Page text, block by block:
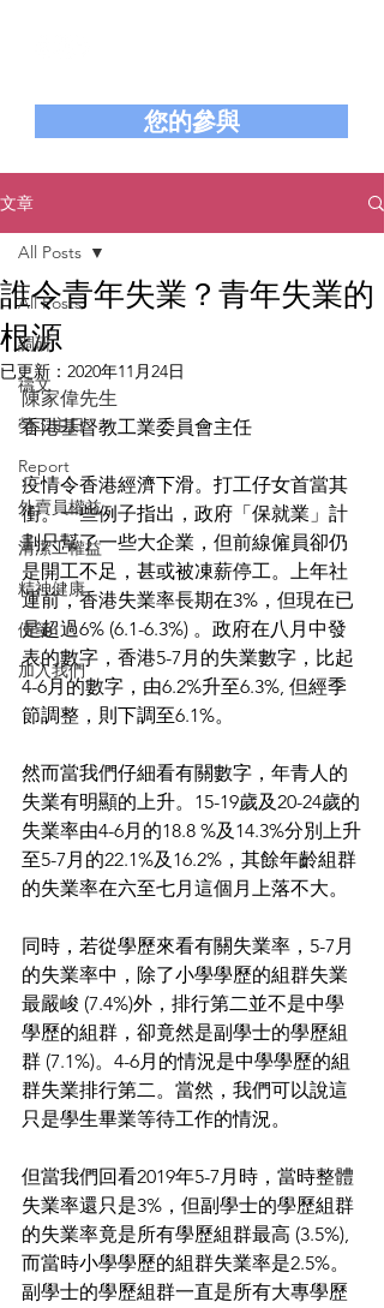
您的參與
文章
All Posts
調研
禱文
勞工主日
Report
外賣員權益
清潔工權益
精神健康
便箋
加入我們
All Posts
誰令青年失業？青年失業的
根源
已更新： 2020年11月24日
陳家偉先生
香港基督教工業委員會主任
疫情令香港經濟下滑。打工仔女首當其
衝。一些例子指出，政府「保就業」計
劃只幫了一些大企業，但前線僱員卻仍
是開工不足，甚或被凍薪停工。上年社
運前，香港失業率長期在3%，但現在已
是超過6% (6.1-6.3%) 。政府在八月中發
表的數字，香港5-7月的失業數字，比起
4-6月的數字，由6.2%升至6.3%, 但經季
節調整，則下調至6.1%。
然而當我們仔細看有關數字，年青人的
失業有明顯的上升。15-19歲及20-24歲的
失業率由4-6月的18.8 %及14.3%分別上升
至5-7月的22.1%及16.2%，其餘年齡組群
的失業率在六至七月這個月上落不大。
同時，若從學歷來看有關失業率，5-7月
的失業率中，除了小學學歷的組群失業
最嚴峻 (7.4%)外，排行第二並不是中學
學歷的組群，卻竟然是副學士的學歷組
群 (7.1%)。4-6月的情況是中學學歷的組
群失業排行第二。當然，我們可以說這
只是學生畢業等待工作的情況。
但當我們回看2019年5-7月時，當時整體
失業率還只是3%，但副學士的學歷組群
的失業率竟是所有學歷組群最高 (3.5%),
而當時小學學歷的組群失業率是2.5%。
副學士的學歷組群一直是所有大專學歷